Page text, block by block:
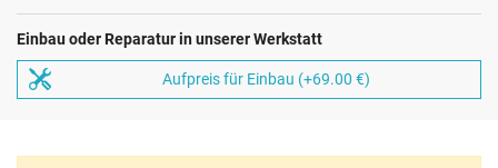
Einbau oder Reparatur in unserer Werkstatt
Aufpreis für Einbau (+69.00 €)